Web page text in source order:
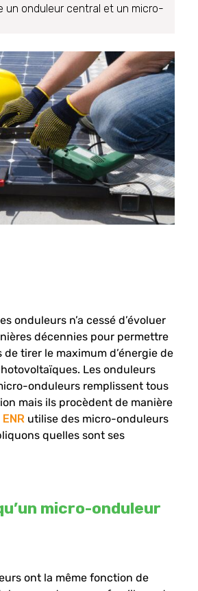
un onduleur central et un micro-
onduleurs n’a cessé d’évoluer
décennies pour permettre
tirer le maximum d’énergie de
Les onduleurs
onduleurs remplissent tous
mais ils procèdent de manière
utilise des micro-onduleurs
quelles sont ses
micro-onduleur
ont la même fonction de